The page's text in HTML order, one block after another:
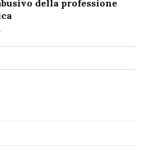
della professione